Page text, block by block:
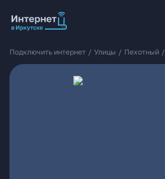
Подключить интернет / Улицы / Пехотный /